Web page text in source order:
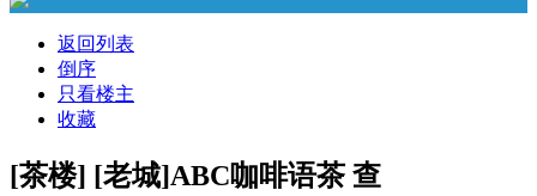
返回列表
倒序
只看楼主
收藏
[茶楼] [老城]ABC咖啡语茶 查